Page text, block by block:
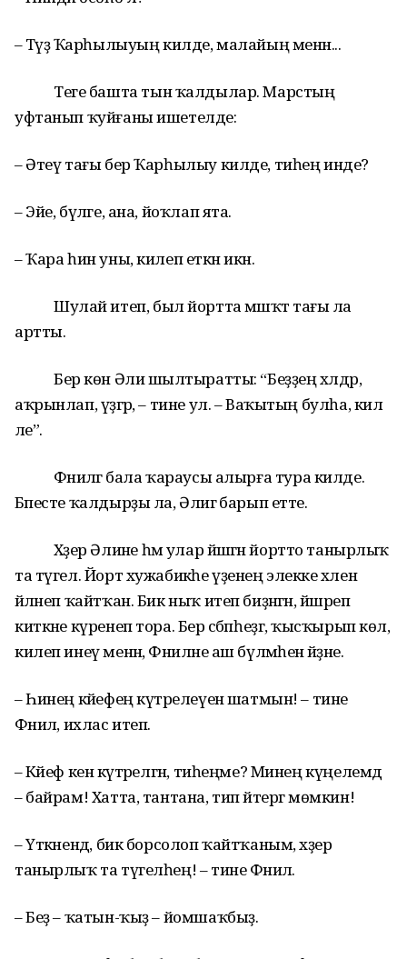
– Тәүҙә Ҡарһылыуың килде, малайың менән...
Теге башта тын ҡалдылар. Марстың
уфтанып ҡуйғаны ишетелде:
– Әтеү тағы бер Ҡарһылыу килде, тиһең инде?
– Эйе, бүләге, ана, йоҡлап ята.
– Ҡара һин уны, килеп еткән икән.
Шулай итеп, был йортта мәшәҡәт тағы ла
артты.
Бер көн Әлиә шылтыратты: “Беҙҙең хәлдәр,
аҡрынлап, үҙгәрә, – тине ул. – Ваҡытың булһа, кил
әле”.
Фәниләгә бала ҡараусы алырға тура килде.
Бәпесте ҡалдырҙы ла, Әлиәгә барып етте.
Хәҙер Әлиәне һәм улар йәшәгән йортто танырлыҡ
та түгел. Йорт хужабикәһе үҙенең элекке хәленә
әйләнеп ҡайтҡан. Бик ныҡ итеп биҙәнгән, йәшәреп
киткәне күренеп тора. Бер сәбәпһеҙгә, ҡысҡырып көлә,
килеп инеү менән, Фәниләне аш бүлмәһенә әйҙәне.
– Һинең кәйефең күтәрелеүенә шатмын! – тине
Фәнилә, ихлас итеп.
– Кәйеф кенә күтәрелгән, тиһеңме? Минең күңелемдә
– байрам! Хатта, тантана, тип әйтергә мөмкин!
– Үткәнендә, бик борсолоп ҡайтҡаным, хәҙер
танырлыҡ та түгелһең! – тине Фәнилә.
– Беҙ – ҡатын-ҡыҙ – йомшаҡбыҙ.